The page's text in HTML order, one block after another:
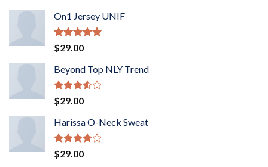
3.50
of 5
On1 Jersey UNIF
Rated5.00
out of 5
$29.00
Beyond Top NLY Trend
Rated
3.50
of 5
$29.00
Harissa O-Neck Sweat
Rated
4.00
$29.00